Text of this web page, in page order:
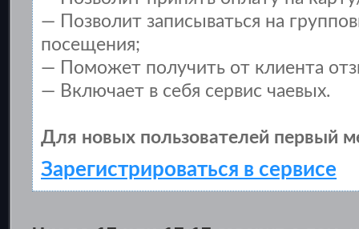
— Позволит записываться на
посещения;
— Поможет получить от клиента
— Включает в себя сервис чаевых.
Для новых пользователей первый
Зарегистрироваться в сервисе